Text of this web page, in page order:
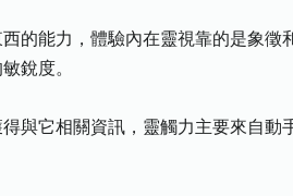
能力，體驗內在靈視靠的是象徵
銳度。
它相關資訊，靈觸力主要來自動